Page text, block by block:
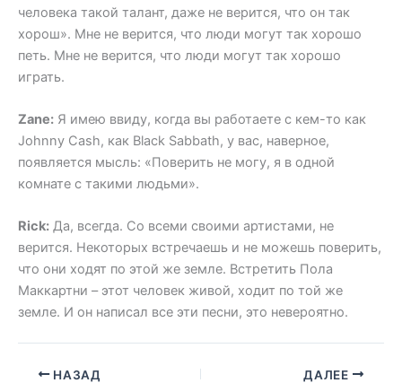
человека такой талант, даже не верится, что он так
хорош». Мне не верится, что люди могут так хорошо
петь. Мне не верится, что люди могут так хорошо
играть.
Zane: Я имею ввиду, когда вы работаете с кем-то как
Johnny Cash, как Black Sabbath, у вас, наверное,
появляется мысль: «Поверить не могу, я в одной
комнате с такими людьми».
Rick: Да, всегда. Со всеми своими артистами, не
верится. Некоторых встречаешь и не можешь поверить,
что они ходят по этой же земле. Встретить Пола
Маккартни – этот человек живой, ходит по той же
земле. И он написал все эти песни, это невероятно.
НАЗАД ДАЛЕЕ